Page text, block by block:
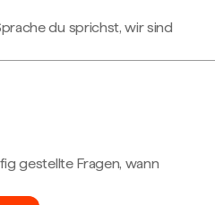
du sprichst, wir sind
gestellte Fragen, wann